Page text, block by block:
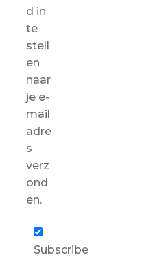
d in
te
stell
en
naar
je e-
mail
adre
s
verz
ond
en.
Subscribe